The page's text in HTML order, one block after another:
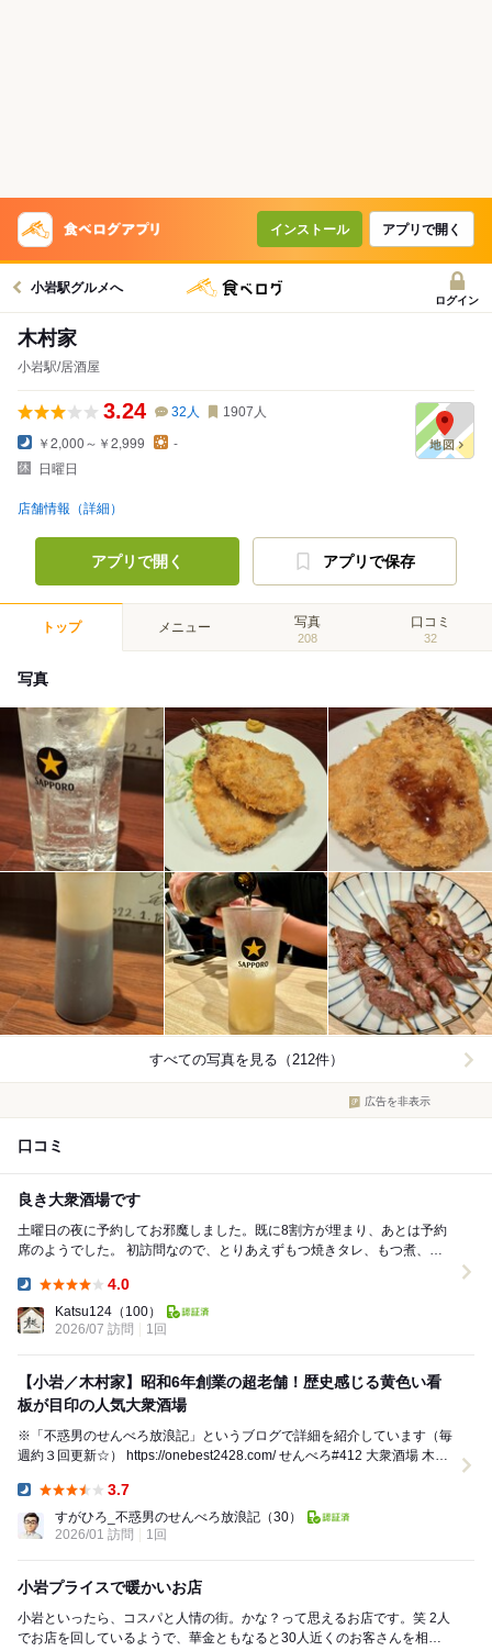
インストール アプリで開く
小岩駅グルメへ
ログイン
木村家
小岩駅/居酒屋
3.24 32 人 1907 人
￥2,000～￥2,999
-
日曜日
店舗情報（詳細）
アプリで開く アプリで保存
トップ メニュー 写真
208
口コミ
32
写真
すべての写真を見る（212件）
広告を非表示
口コミ
良き大衆酒場です
土曜日の夜に予約してお邪魔しました。既に8割方が埋まり、あとは予約
席のようでした。 初訪問なので、とりあえずもつ焼きタレ、もつ煮、な
4.0
Katsu124 （100）
2026/07 訪問
1回
【小岩／木村家】昭和6年創業の超老舗！歴史感じる黄色い看
板が目印の人気大衆酒場
※「不惑男のせんべろ放浪記」というブログで詳細を紹介しています（毎
週約３回更新☆） https://onebest2428.com/ せんべろ#412 大衆酒場 木村
3.7
すがひろ_不惑男のせんべろ放浪記 （30）
2026/01 訪問
1回
小岩プライスで暖かいお店
小岩といったら、コスパと人情の街。かな？って思えるお店です。笑 2人
でお店を回しているようで、華金ともなると30人近くのお客さんを相手